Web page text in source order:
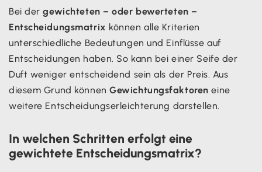
Bei dergewichteten – oder bewerteten –
Entscheidungsmatrix können alle Kriterien
unterschiedliche Bedeutungen und Einflüsse auf
Entscheidungen haben. So kann bei einer Seife der
Duft weniger entscheidend sein als der Preis. Aus
diesem Grund könnenGewichtungsfaktoren eine
weitere Entscheidungserleichterung darstellen.
In welchen Schritten erfolgt eine
gewichtete Entscheidungsmatrix?